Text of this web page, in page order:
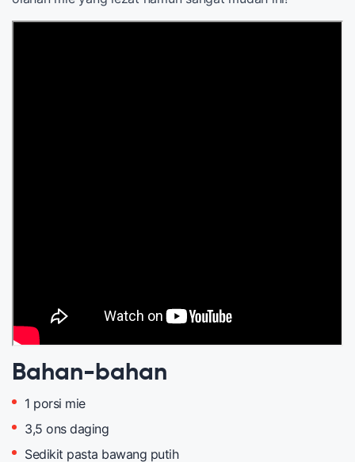
Bahan-bahan
1 porsi mie
3,5 ons daging
Sedikit pasta bawang putih